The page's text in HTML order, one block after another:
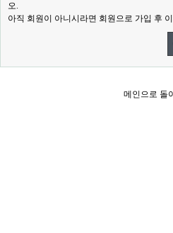
오.
아직 회원이 아니시라면 회원으로 가입 후
메인으로 돌